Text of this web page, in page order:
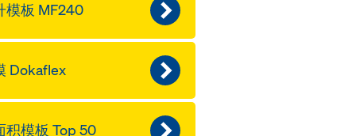
模板 MF240
Dokaflex
积模板 Top 50